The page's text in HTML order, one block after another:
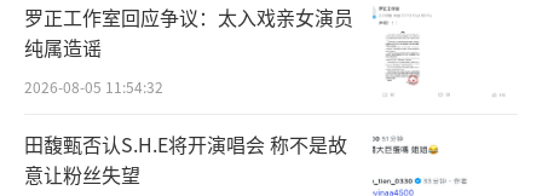
罗正工作室回应争议：太入戏亲女演员
纯属造谣
2026-08-05 11:54:32
田馥甄否认S.H.E将开演唱会 称不是故
意让粉丝失望